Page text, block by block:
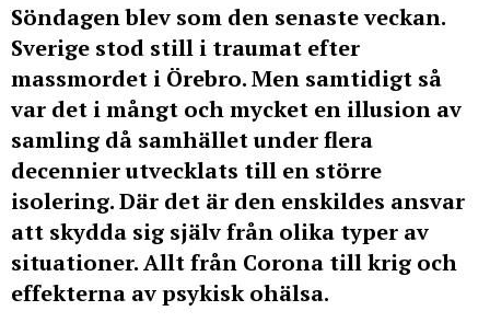
Söndagen blev som den senaste veckan.
Sverige stod still i traumat efter
massmordet i Örebro. Men samtidigt så
var det i mångt och mycket en illusion av
samling då samhället under flera
decennier utvecklats till en större
isolering. Där det är den enskildes ansvar
att skydda sig själv från olika typer av
situationer. Allt från Corona till krig och
effekterna av psykisk ohälsa.